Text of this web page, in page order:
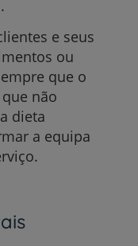
e seus
ou
que o
não
dieta
a equipa